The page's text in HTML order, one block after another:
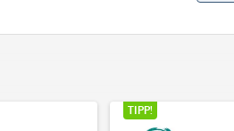
TIPP!